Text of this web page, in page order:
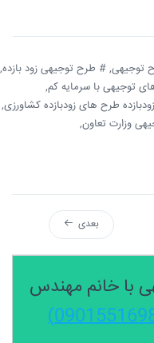
توجیهی, # طرح توجیهی زود بازده,
توجیهی با سرمایه کم,
طرح های زودبازده کشاورزی,
وزارت تعاون,
بعدی
با خانم مهندس